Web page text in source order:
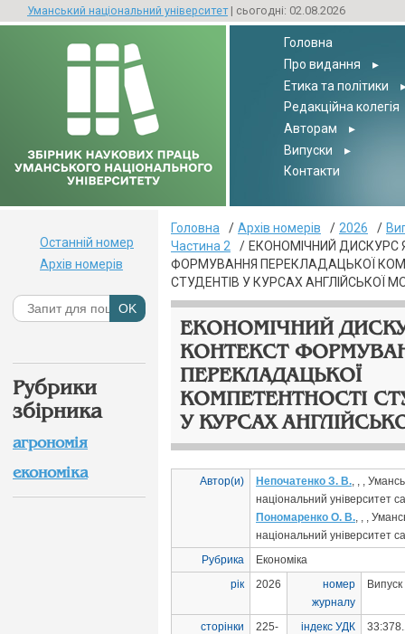
Уманський національний університет| сьогодні: 02.08.2026
Головна
Про видання
▸
Етика та політики
Редакційна колегія
Авторам
▸
Випуски
▸
Контакти
Головна Архів номерів 2026
Частина 2
ЕКОНОМІЧНИЙ ДИСКУРС
ФОРМУВАННЯ ПЕРЕКЛАДАЦЬКОЇ
СТУДЕНТІВ У КУРСАХ АНГЛІЙСЬКОЇ
ЕКОНОМІЧНИЙ
КОНТЕКСТ
ПЕРЕКЛАДАЦЬКОЇ
КОМПЕТЕНТНОСТІ
У КУРСАХ
Автор(и) Непочатенко З. В., , ,
національний університет
Пономаренко О. В., , ,
національний університет
Рубрика
Економіка
рік
2026
номер
журналу
сторінки
225-
індекс УДК
Останній номер
Архів номерів
Рубрики
збірника
агрономія
економіка